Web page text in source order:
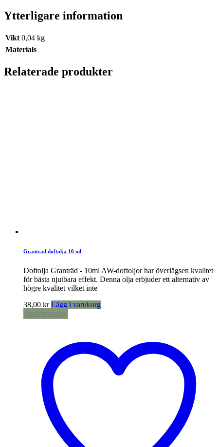
Ytterligare information
Vikt 0,04 kg
Materials
Relaterade produkter
Granträd doftolja 10 ml
Doftolja Granträd - 10ml AW-doftoljor har överlägsen kvalitet
för bästa njutbara effekt. Denna olja erbjuder ett alternativ av
högre kvalitet vilket inte
38,00 kr Lägg i varukorg
Snabbvisning